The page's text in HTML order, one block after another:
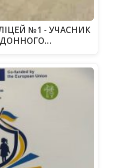
№1 - УЧАСНИК